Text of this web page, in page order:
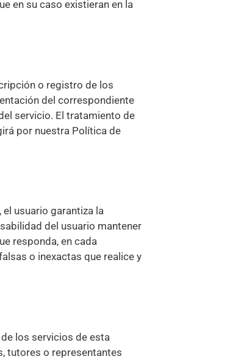
en su caso existieran en la
o registro de los
del correspondiente
servicio. El tratamiento de
por nuestra Política de
usuario garantiza la
del usuario mantener
responda, en cada
o inexactas que realice y
de los servicios de esta
tutores o representantes